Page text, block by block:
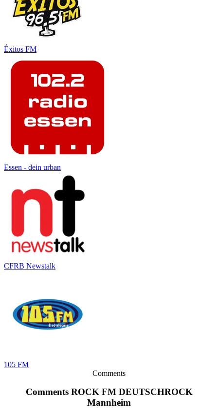
Éxitos FM
Essen - dein urban
CFRB Newstalk
105 FM
Comments
Comments ROCK FM DEUTSCHROCK
Mannheim